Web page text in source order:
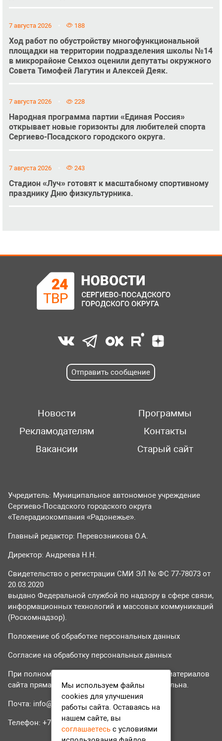
7 августа 2026 188
Ход работ по обустройству многофункциональной
площадки на территории подразделения школы №14
в микрорайоне Семхоз оценили депутаты окружного
Совета Тимофей Лагутин и Алексей Деяк.
7 августа 2026 228
Народная программа партии «Единая Россия»
открывает новые горизонты для любителей спорта
Сергиево-Посадского городского округа.
7 августа 2026 243
Стадион «Луч» готовят к масштабному спортивному
празднику Дню физкультурника.
Отправить сообщение
Новости
Программы
Рекламодателям
Контакты
Вакансии
Старый сайт
Учредитель: Муниципальное автономное учреждение
Сергиево-Посадского городского округа
«Телерадиокомпания «Радонежье».
Главный редактор: Перевозникова О.А.
Директор: Андреева Н.Н.
Свидетельство о регистрации СМИ ЭЛ № ФС 77-78073 от
20.03.2020
выдано Федеральной службой по надзору в сфере связи,
информационных технологий и массовых коммуникаций
(Роскомнадзор).
Положение об обработке персональных данных
Согласие на обработку персональных данных
При полном или частичном использовании материалов
сайта прямая гиперссылка на tvr24.tv обязательна.
Почта: info@tvr24.tv
Телефон: +7 (496) 551-04-95
Мы используем файлы
cookies для улучшения
работы сайта. Оставаясь на
нашем сайте, вы
соглашаетесь с условиями